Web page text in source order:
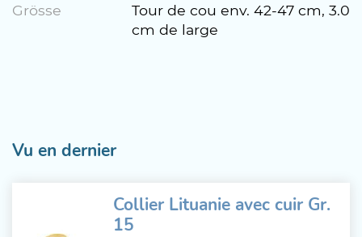
Grösse
Tour de cou env. 42-47 cm, 3.0
cm de large
Vu en dernier
Collier Lituanie avec cuir Gr.
15